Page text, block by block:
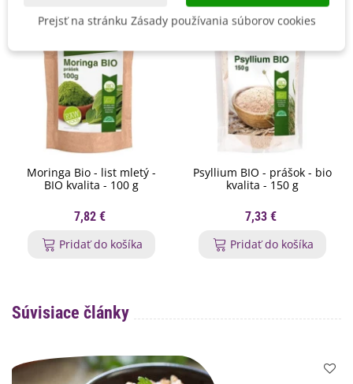
Moringa Bio - list mletý -
BIO kvalita - 100 g
7,82 €
Pridať do košíka
Psyllium BIO - prášok - bio
kvalita - 150 g
7,33 €
Pridať do košíka
Súvisiace články
Prejsť na stránku Zásady používania súborov cookies